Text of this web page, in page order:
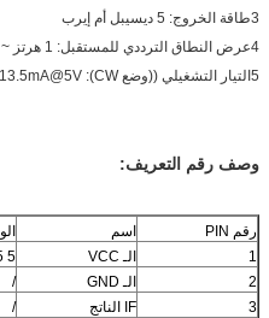
3طاقة الخروج: 5 ديسيبل أم إيرب
4عرض النطاق الترددي للمستقبل: 1 هرتز ~ 2 كيلو هرتز.
5التيار التشغيلي ((وضع CW): 13.5mA@5V.
وصف رقم التعريف:
رقم PIN اسم
1
الـ VCC
5 0.25 فولت DC
2
الـ GND
/
3
IF الناتج
/